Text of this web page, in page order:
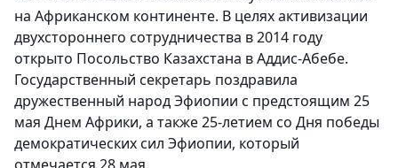
на Африканском континенте. В целях активизации
двухстороннего сотрудничества в 2014 году
открыто Посольство Казахстана в Аддис-Абебе.
Государственный секретарь поздравила
дружественный народ Эфиопии с предстоящим 25
мая Днем Африки, а также 25-летием со Дня победы
демократических сил Эфиопии, который